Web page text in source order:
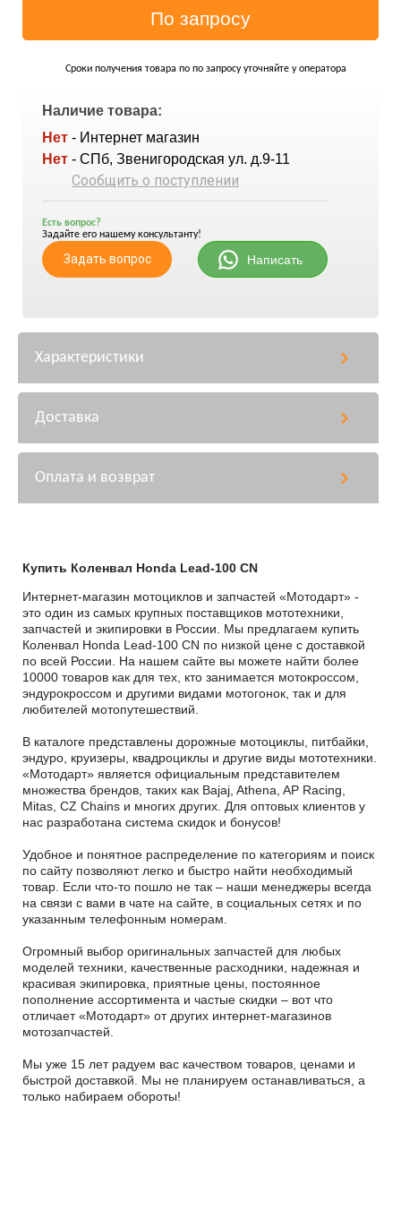
Сроки получения товара по по запросу уточняйте у оператора
Наличие товара:
Нет - Интернет магазин
Нет - СПб, Звенигородская ул. д.9-11
Сообщить о поступлении
Есть вопрос?
Задайте его нашему консультанту!
Задать вопрос Написать
Характеристики
Доставка
Оплата и возврат
Купить Коленвал Honda Lead-100 CN
Интернет-магазин мотоциклов и запчастей «Мотодарт» -
это один из самых крупных поставщиков мототехники,
запчастей и экипировки в России. Мы предлагаем купить
Коленвал Honda Lead-100 CN по низкой цене с доставкой
по всей России. На нашем сайте вы можете найти более
10000 товаров как для тех, кто занимается мотокроссом,
эндурокроссом и другими видами мотогонок, так и для
любителей мотопутешествий.
В каталоге представлены дорожные мотоциклы, питбайки,
эндуро, круизеры, квадроциклы и другие виды мототехники.
«Мотодарт» является официальным представителем
множества брендов, таких как Bajaj, Athena, AP Racing,
Mitas, CZ Chains и многих других. Для оптовых клиентов у
нас разработана система скидок и бонусов!
Удобное и понятное распределение по категориям и поиск
по сайту позволяют легко и быстро найти необходимый
товар. Если что-то пошло не так – наши менеджеры всегда
на связи с вами в чате на сайте, в социальных сетях и по
указанным телефонным номерам.
Огромный выбор оригинальных запчастей для любых
моделей техники, качественные расходники, надежная и
красивая экипировка, приятные цены, постоянное
пополнение ассортимента и частые скидки – вот что
отличает «Мотодарт» от других интернет-магазинов
мотозапчастей.
Мы уже 15 лет радуем вас качеством товаров, ценами и
быстрой доставкой. Мы не планируем останавливаться, а
только набираем обороты!